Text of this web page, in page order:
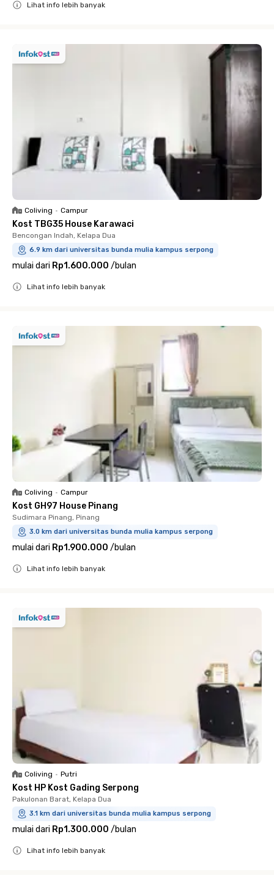
Lihat info lebih banyak
Coliving • Campur
Kost TBG35 House Karawaci
Bencongan Indah, Kelapa Dua
6.9 km dari universitas bunda mulia kampus serpong
mulai dari Rp1.600.000 /bulan
Lihat info lebih banyak
Coliving • Campur
Kost GH97 House Pinang
Sudimara Pinang, Pinang
3.0 km dari universitas bunda mulia kampus serpong
mulai dari Rp1.900.000 /bulan
Lihat info lebih banyak
Coliving • Putri
Kost HP Kost Gading Serpong
Pakulonan Barat, Kelapa Dua
3.1 km dari universitas bunda mulia kampus serpong
mulai dari Rp1.300.000 /bulan
Lihat info lebih banyak